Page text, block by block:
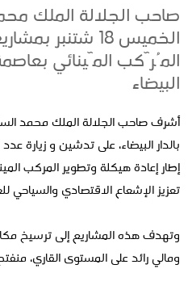
صاحب الجلالة الملك
الخميس 18
المُرٓكب المٓينائي
البيضاء
أشرف صاحب الجلالة الملك محمد
بالدار البيضاء، على تدشين و زيارة
إطار إعادة هيكلة وتطوير المركب
تعزيز الإشعاع الاقتصادي والسياحي
وتهدف هذه المشاريع إلى ترسيخ
ومالي رائد على المستوى القاري،